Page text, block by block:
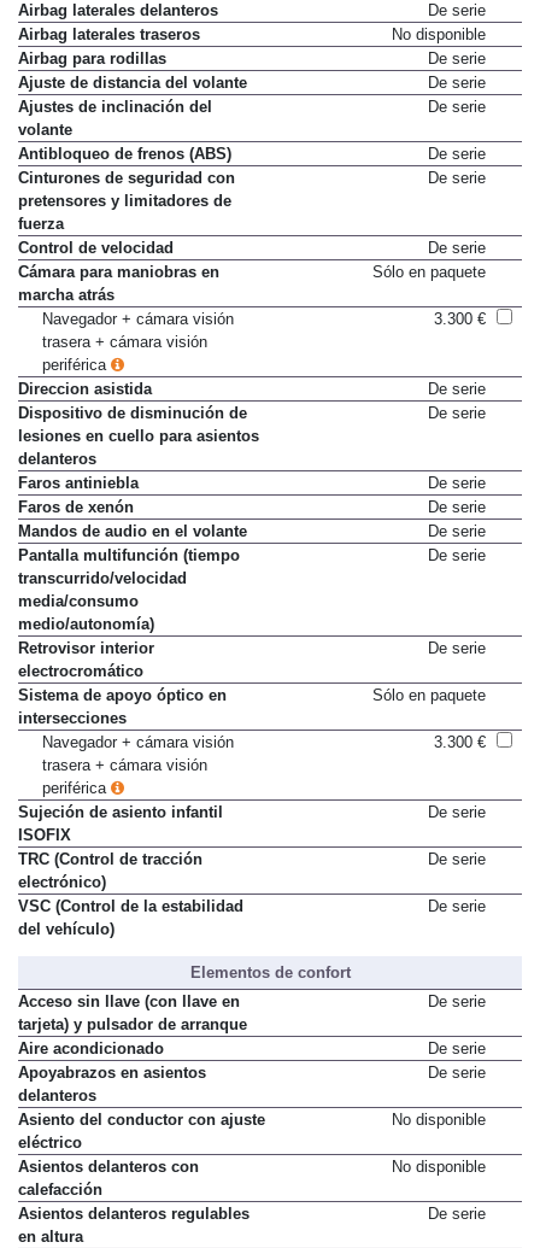
Airbag laterales delanteros
De serie
Airbag laterales traseros
No disponible
Airbag para rodillas
De serie
Ajuste de distancia del volante
De serie
Ajustes de inclinación del
volante
De serie
Antibloqueo de frenos (ABS)
De serie
Cinturones de seguridad con
pretensores y limitadores de
fuerza
De serie
Control de velocidad
De serie
Cámara para maniobras en
marcha atrás
Sólo en paquete
Navegador + cámara visión
trasera + cámara visión
periférica
3.300 €
Direccion asistida
De serie
Dispositivo de disminución de
lesiones en cuello para asientos
delanteros
De serie
Faros antiniebla
De serie
Faros de xenón
De serie
Mandos de audio en el volante
De serie
Pantalla multifunción (tiempo
transcurrido/velocidad
media/consumo
medio/autonomía)
De serie
Retrovisor interior
electrocromático
De serie
Sistema de apoyo óptico en
intersecciones
Sólo en paquete
Navegador + cámara visión
trasera + cámara visión
periférica
3.300 €
Sujeción de asiento infantil
ISOFIX
De serie
TRC (Control de tracción
electrónico)
De serie
VSC (Control de la estabilidad
del vehículo)
De serie
Elementos de confort
Acceso sin llave (con llave en
tarjeta) y pulsador de arranque
De serie
Aire acondicionado
De serie
Apoyabrazos en asientos
delanteros
De serie
Asiento del conductor con ajuste
eléctrico
No disponible
Asientos delanteros con
calefacción
No disponible
Asientos delanteros regulables
en altura
De serie